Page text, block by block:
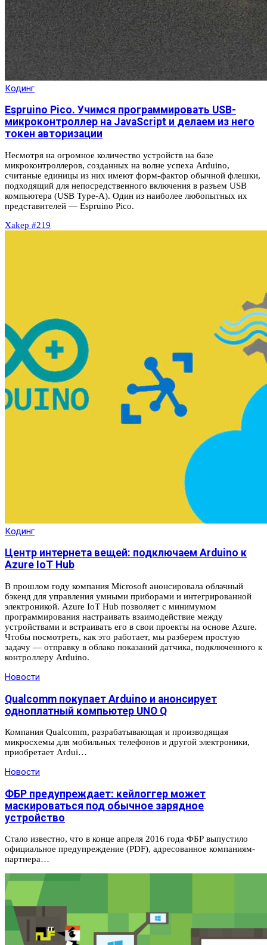
Кодинг
Espruino Pico. Учимся программировать USB-
микроконтроллер на JavaScript и делаем из него
токен авторизации
Несмотря на огромное количество устройств на базе
микроконтроллеров, созданных на волне успеха Arduino,
считаные единицы из них имеют форм-фактор обычной флешки,
подходящий для непосредственного включения в разъем USB
компьютера (USB Type-A). Один из наиболее любопытных их
представителей — Espruino Pico.
Xakep #219
Кодинг
Центр интернета вещей: подключаем Arduino к
Azure IoT Hub
В прошлом году компания Microsoft анонсировала облачный
бэкенд для управления умными приборами и интегрированной
электроникой. Azure IoT Hub позволяет с минимумом
программирования настраивать взаимодействие между
устройствами и встраивать его в свои проекты на основе Azure.
Чтобы посмотреть, как это работает, мы разберем простую
задачу — отправку в облако показаний датчика, подключенного к
контроллеру Arduino.
Новости
Qualcomm покупает Arduino и анонсирует
одноплатный компьютер UNO Q
Компания Qualcomm, разрабатывающая и производящая
микросхемы для мобильных телефонов и другой электроники,
приобретает Ardui…
Новости
ФБР предупреждает: кейлоггер может
маскироваться под обычное зарядное
устройство
Стало известно, что в конце апреля 2016 года ФБР выпустило
официальное предупреждение (PDF), адресованное компаниям-
партнера…